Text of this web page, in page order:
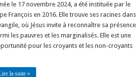
le 17 novembre 2024, a été instituée par le
François en 2016. Elle trouve ses racines dans
où Jésus invite à reconnaître sa présence
les pauvres et les marginalisés. Elle est une
pour les croyants et les non-croyants
la suite »